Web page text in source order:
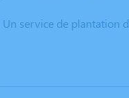
Un service de plantation